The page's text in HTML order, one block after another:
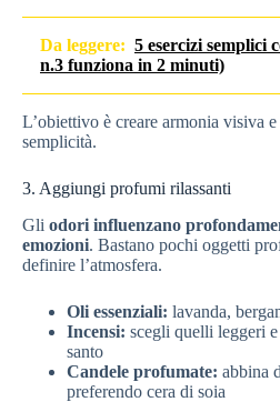
Da leggere: 5 esercizi semplici
n.3 funziona in 2 minuti)
L’obiettivo è creare armonia visiva e
semplicità.
3. Aggiungi profumi rilassanti
Gli odori influenzano
emozioni. Bastano pochi oggetti
definire l’atmosfera.
Oli essenziali: lavanda,
Incensi: scegli quelli leggeri
santo
Candele profumate: abbina
preferendo cera di soia